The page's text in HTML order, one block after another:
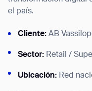
el país.
Cliente: AB
Sector: Retail /
Ubicación: Red